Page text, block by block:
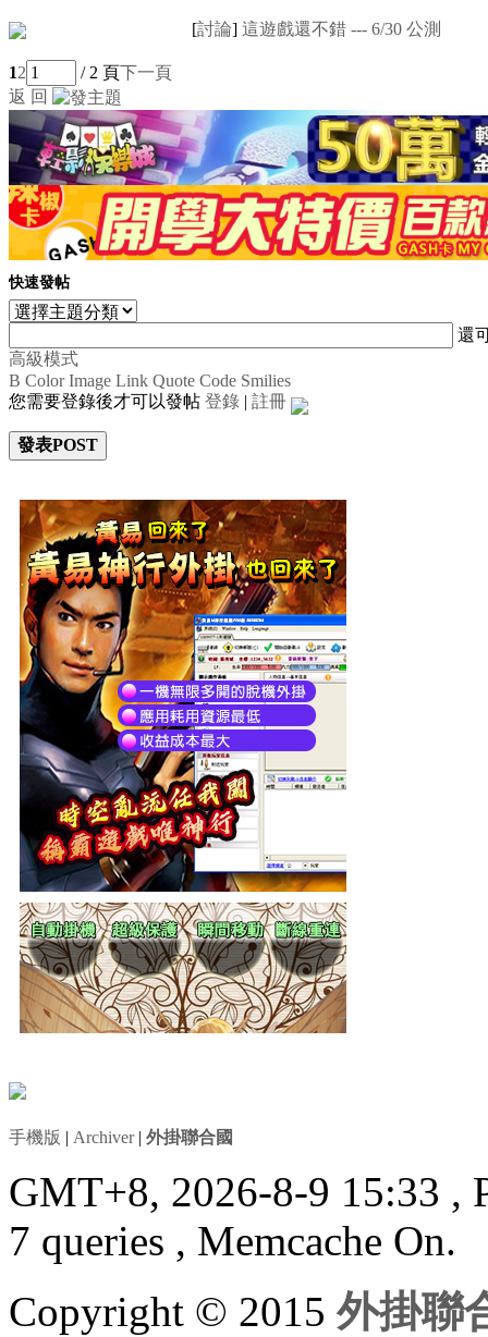
[討論] 這遊戲還不錯 --- 6/30 公測
12 / 2 頁下一頁
返 回
快速發帖
還
高級模式
B Color Image Link Quote Code Smilies
您需要登錄後才可以發帖 登錄 | 註冊
發表POST
手機版 | Archiver| 外掛聯合國
GMT+8, 2026-8-9 15:33 ,
7 queries , Memcache On.
Copyright © 2015外掛聯